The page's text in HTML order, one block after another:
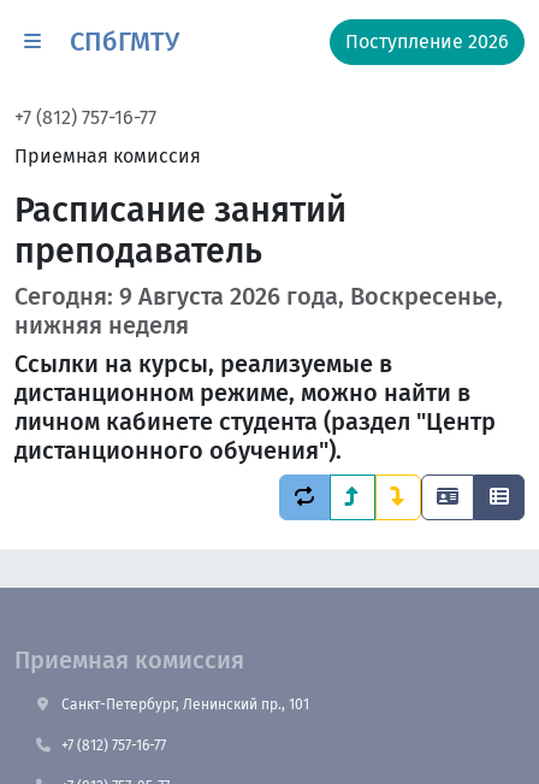
СПбГМТУ Поступление 2026
+7 (812) 757-16-77
Приемная комиссия
Расписание занятий
преподаватель
Сегодня: 9 Августа 2026 года, Воскресенье,
нижняя неделя
Ссылки на курсы, реализуемые в
дистанционном режиме, можно найти в
личном кабинете студента (раздел "Центр
дистанционного обучения").
Приемная комиссия
Санкт-Петербург, Ленинский пр., 101
+7 (812) 757-16-77